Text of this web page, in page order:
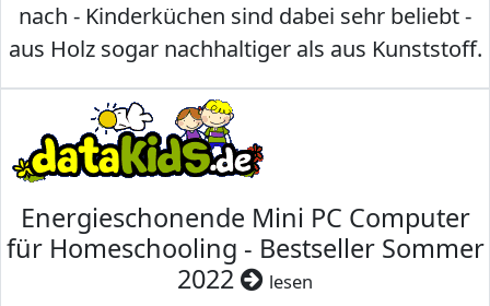
nach - Kinderküchen sind dabei sehr beliebt -
aus Holz sogar nachhaltiger als aus Kunststoff.
Energieschonende Mini PC Computer
für Homeschooling - Bestseller Sommer
2022
lesen